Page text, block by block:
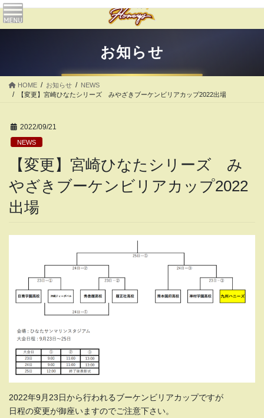
コ
ン
テ
ナ
ビ
ゲ
お知らせ
HOME お知らせ
NEWS
【変更】宮崎ひなたシリーズ みやざきブーケンビリアカップ2022出場
2022/09/21
NEWS
【変更】宮崎ひなたシリーズ み
やざきブーケンビリアカップ2022
出場
2022年9月23日から行われるブーケンビリアカップですが
日程の変更が御座いますのでご注意下さい。